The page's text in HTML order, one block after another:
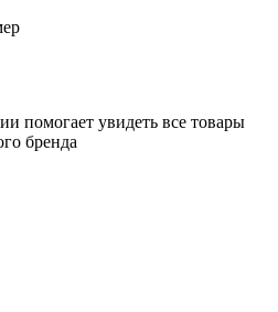
помогает увидеть все товары
бренда